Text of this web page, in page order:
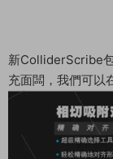
新ColliderScribe
充面闆，我們可以